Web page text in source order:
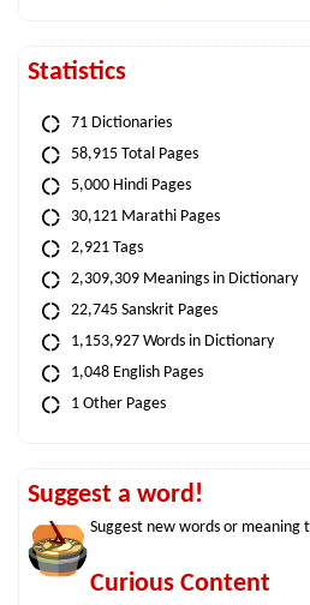
Statistics
71 Dictionaries
58,915 Total Pages
5,000 Hindi Pages
30,121 Marathi Pages
2,921 Tags
2,309,309 Meanings in Dictionary
22,745 Sanskrit Pages
1,153,927 Words in Dictionary
1,048 English Pages
1 Other Pages
Suggest a word!
Suggest new words or meaning
Curious Content